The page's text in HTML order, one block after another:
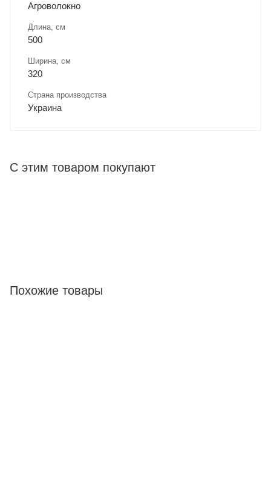
Агроволокно
Длина, cм
500
Ширина, cм
320
Страна производства
Украина
С этим товаром покупают
Похожие товары